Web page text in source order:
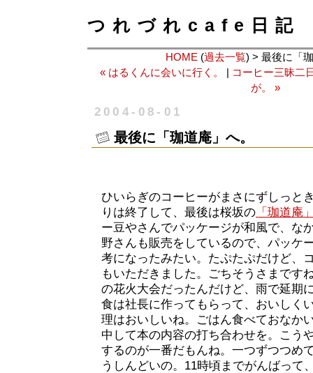
つれづれcafe日記
HOME (過去一覧) > 最後に「
« はるくんに会いに行く。
コーヒー三昧二
が。 »
2004-08-01
最後に「珈道庵」へ。
ひいらぎのコーヒーがまさにずしっと
りは終了して、最後は桜坂の 「珈道庵
ー豆やさんでパッケージが和風で、な
野さんも販売をしているので、パッケ
考になったみたい。たぷたぷだけど、
もいただきました。ごちそうさまです
の花火大会だったんだけど、雨で延期
食は社長に作ってもらって、おいしく
理はおいしいね。ごはん食べておなか
中して本の内容の打ち合わせを。こう
するのが一番だもんね。一つずつつめ
うしんどいの。11時頃までがんばって